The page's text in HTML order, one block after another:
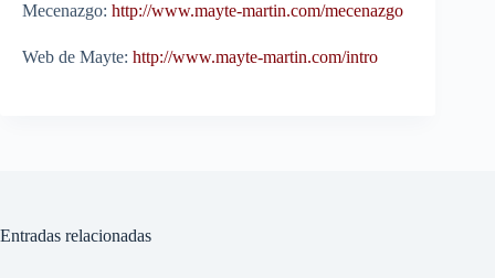
Mecenazgo: http://www.mayte-martin.com/mecenazgo
Web de Mayte: http://www.mayte-martin.com/intro
Entradas relacionadas